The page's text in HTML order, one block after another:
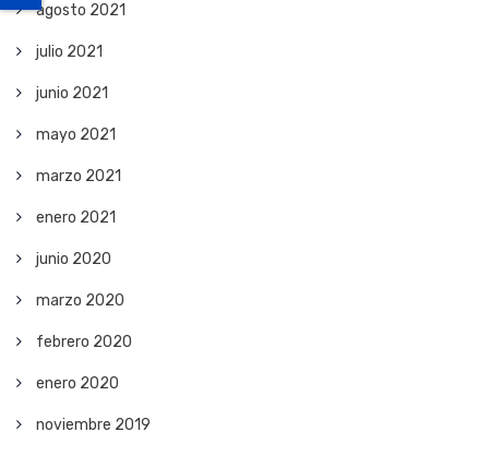
agosto 2021
julio 2021
junio 2021
mayo 2021
marzo 2021
enero 2021
junio 2020
marzo 2020
febrero 2020
enero 2020
noviembre 2019